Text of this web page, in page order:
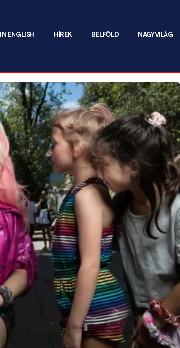
IN ENGLISH HÍREK BELFÖLD NAGYVILÁG